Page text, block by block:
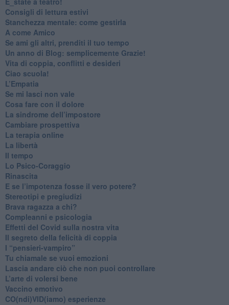
​Consigli di lettura estivi
​Stanchezza mentale: come gestirla
​A come Amico
​Se ami gli altri, prenditi il tuo tempo
​Un anno di Blog: semplicemente Grazie!
​Vita di coppia, conflitti e desideri
​Ciao scuola!
​L’Empatia
​Se mi lasci non vale
Cosa fare con il dolore
​La sindrome dell’impostore
​Cambiare prospettiva
La terapia online
La libertà
​Il tempo
​Lo Psico-Coraggio
Rinascita
​E se l’impotenza fosse il vero potere?
Stereotipi e pregiudizi
​Brava ragazza a chi?
​Compleanni e psicologia
Effetti del Covid sulla nostra vita
Il segreto della felicità di coppia
​I “pensieri-vampiro”
​Tu chiamale se vuoi emozioni
​Lascia andare ciò che non puoi controllare
L’arte di volersi bene
​Vaccino emotivo
CO(ndi)VID(iamo) esperienze